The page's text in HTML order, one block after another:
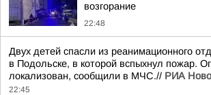
возгорание
22:48
Двух детей спасли из реанимационного
в Подольске, в которой вспыхнул пожар.
локализован, сообщили в МЧС.// РИА
22:45